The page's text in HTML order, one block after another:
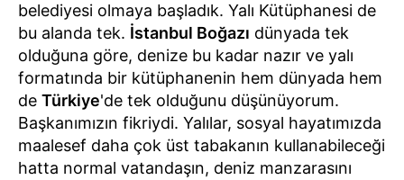
belediyesi olmaya başladık. Yalı Kütüphanesi de
bu alanda tek. İstanbul Boğazı dünyada tek
olduğuna göre, denize bu kadar nazır ve yalı
formatında bir kütüphanenin hem dünyada hem
de Türkiye'de tek olduğunu düşünüyorum.
Başkanımızın fikriydi. Yalılar, sosyal hayatımızda
maalesef daha çok üst tabakanın kullanabileceği
hatta normal vatandaşın, deniz manzarasını